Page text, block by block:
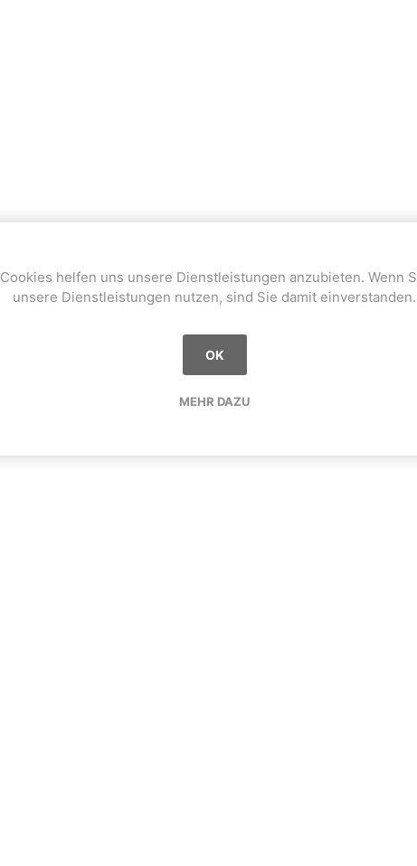
Cookies helfen uns unsere Dienstleistungen anzubieten. Wenn
unsere Dienstleistungen nutzen, sind Sie damit einverstanden.
OK
MEHR DAZU